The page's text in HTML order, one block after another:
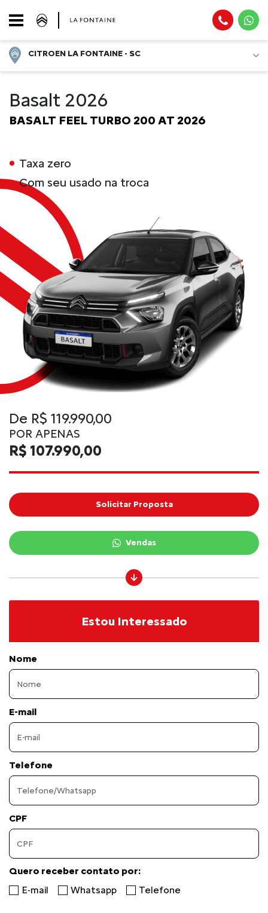
CITROEN LA FONTAINE - SC
Basalt 2026
BASALT FEEL TURBO 200 AT 2026
De R$ 119.990,00
POR APENAS
R$ 107.990,00
Taxa zero
Com seu usado na troca
Solicitar Proposta
Vendas
Estou Interessado
Nome
E-mail
Telefone
CPF
Quero receber contato por:
E-mail
Whatsapp Telefone